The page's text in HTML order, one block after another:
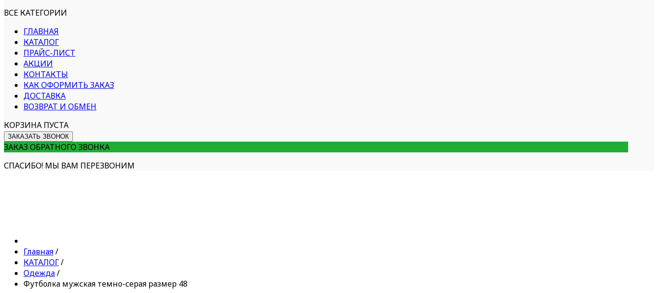
ВСЕ КАТЕГОРИИ
ГЛАВНАЯ
КАТАЛОГ
ПРАЙС-ЛИСТ
АКЦИИ
КОНТАКТЫ
КАК ОФОРМИТЬ ЗАКАЗ
ДОСТАВКА
ВОЗВРАТ И ОБМЕН
КОРЗИНА ПУСТА
ЗАКАЗАТЬ ЗВОНОК
ЗАКАЗ ОБРАТНОГО ЗВОНКА
СПАСИБО! МЫ ВАМ ПЕРЕЗВОНИМ
Главная/
КАТАЛОГ/
Одежда/
Футболка мужская темно-серая размер 48